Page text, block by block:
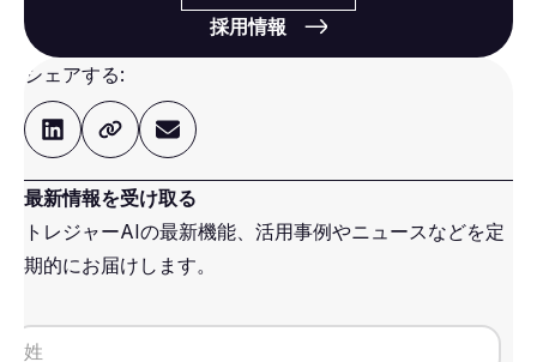
採用情報
シェアする:
最新情報を受け取る
トレジャーAIの最新機能、活用事例やニュースなどを定
期的にお届けします。